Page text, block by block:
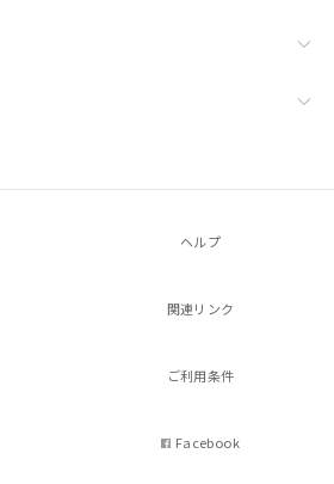
ヘルプ
関連リンク
ご利用条件
Facebook